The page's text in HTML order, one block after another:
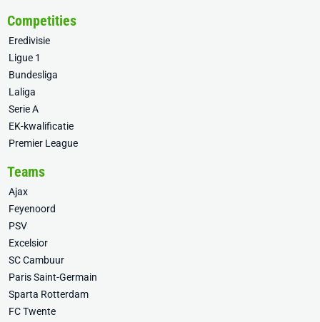
Competities
Eredivisie
Ligue 1
Bundesliga
Laliga
Serie A
EK-kwalificatie
Premier League
Teams
Ajax
Feyenoord
PSV
Excelsior
SC Cambuur
Paris Saint-Germain
Sparta Rotterdam
FC Twente